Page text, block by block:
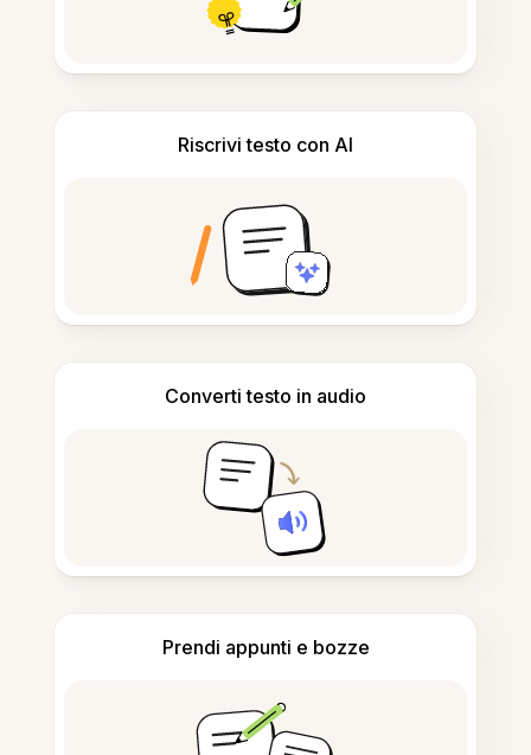
Riscrivi testo con AI
Converti testo in audio
Prendi appunti e bozze